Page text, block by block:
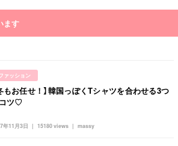
ます
ァッション
年11月3日 massy
15180 views
もお任せ！】韓国っぽくTシャツを合わせる3つ
ツ♡